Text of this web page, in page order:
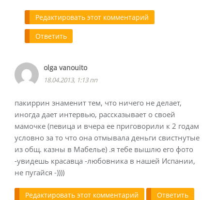
Редактировать этот комментарий
Ответить
olga vanouito
18.04.2013, 1:13 пп
пакиррин знаменит тем, что ничего не делает,
иногда дает интервью, рассказывает о своей
мамочке (певица и вчера ее приговорили к 2 годам
условно за то что она отмывала деньги свистнутые
из общ. казны в Мабелье) .я тебе вышлю его фото
-увидешь красавца -любовника в нашей Испании,
не пугайся -))))
Редактировать этот комментарий Ответить